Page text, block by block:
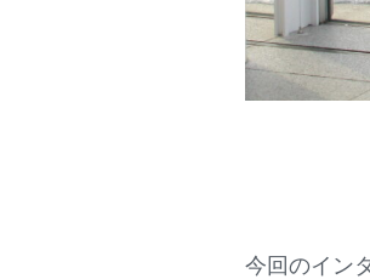
今回のイン